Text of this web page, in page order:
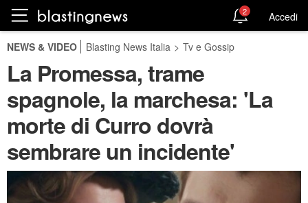
2 Accedi
NEWS & VIDEO Blasting News Italia > Tv e Gossip
La Promessa, trame
spagnole, la marchesa: 'La
morte di Curro dovrà
sembrare un incidente'